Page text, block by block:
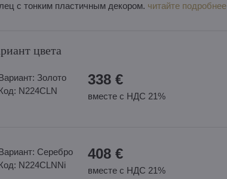
с тонким пластичным декором. читайте подробнее
цвета
Золотo
N224CLN
338 €
вместе с НДС 21%
Cеребро
N224CLNNi
408 €
вместе с НДС 21%